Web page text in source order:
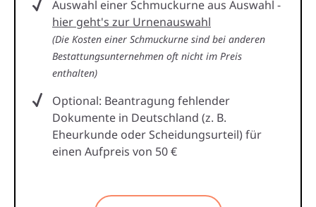
Auswahl einer Schmuckurne aus Auswahl -
hier geht's zur Urnenauswahl
(Die Kosten einer Schmuckurne sind bei anderen
Bestattungsunternehmen oft nicht im Preis
enthalten)
Optional: Beantragung fehlender
Dokumente in Deutschland (z. B.
Eheurkunde oder Scheidungsurteil) für
einen Aufpreis von 50 €